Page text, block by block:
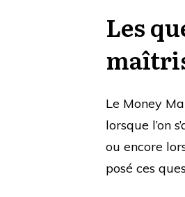
Les
Le Money
lorsque l’on
ou encore
posé ces